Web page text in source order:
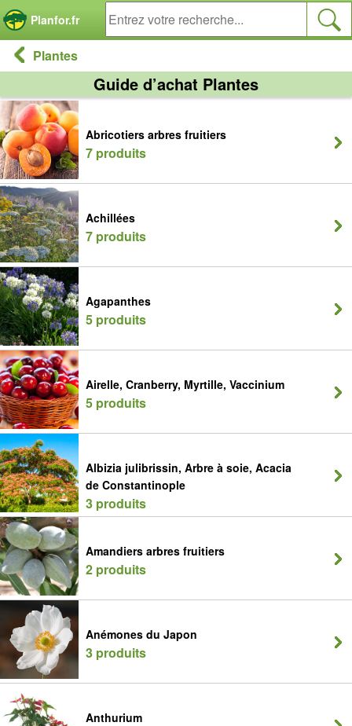
Planfor.fr
Plantes
Guide d’achat Plantes
Abricotiers arbres fruitiers
7 produits
Achillées
7 produits
Agapanthes
5 produits
Airelle, Cranberry, Myrtille, Vaccinium
5 produits
Albizia julibrissin, Arbre à soie, Acacia
de Constantinople
3 produits
Amandiers arbres fruitiers
2 produits
Anémones du Japon
3 produits
Anthurium
Panneau de gestion des cookies